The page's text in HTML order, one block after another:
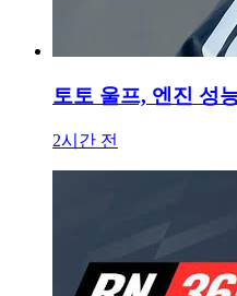
토토 울프, 엔진 성
2시간 전